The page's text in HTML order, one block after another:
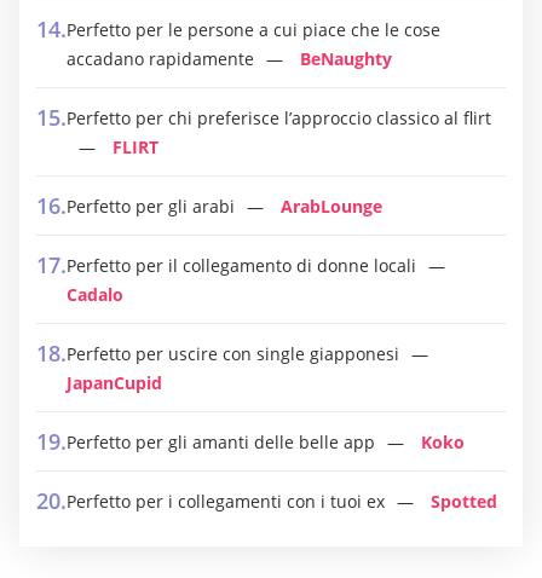
Perfetto per le persone a cui piace che le cose
accadano rapidamente
BeNaughty
Perfetto per chi preferisce l’approccio classico al flirt
FLIRT
Perfetto per gli arabi ArabLounge
Perfetto per il collegamento di donne locali
Cadalo
Perfetto per uscire con single giapponesi
JapanCupid
Perfetto per gli amanti delle belle app Koko
Perfetto per i collegamenti con i tuoi ex Spotted